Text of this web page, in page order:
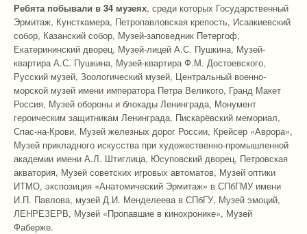
Ребята побывали в 34 музеях, среди которых Государственный
Эрмитаж, Кунсткамера, Петропавловская крепость, Исаакиевский
собор, Казанский собор, Музей-заповедник Петергоф,
Екатерининский дворец, Музей-лицей А.С. Пушкина, Музей-
квартира А.С. Пушкина, Музей-квартира Ф.М. Достоевского,
Русский музей, Зоологический музей, Центральный военно-
морской музей имени императора Петра Великого, Гранд Макет
Россия, Музей обороны и блокады Ленинграда, Монумент
героическим защитникам Ленинграда, Пискарёвский мемориал,
Спас-на-Крови, Музей железных дорог России, Крейсер «Аврора»,
Музей прикладного искусства при художественно-промышленной
академии имени А.Л. Штиглица, Юсуповский дворец, Петровская
акватория, Музей советских игровых автоматов, Музей оптики
ИТМО, экспозиция «Анатомический Эрмитаж» в СПбГМУ имени
И.П. Павлова, музей Д.И. Менделеева в СПбГУ, Музей эмоций,
ЛЕНРЕЗЕРВ, Музей «Пропавшие в кинохронике», Музей
Фаберже.